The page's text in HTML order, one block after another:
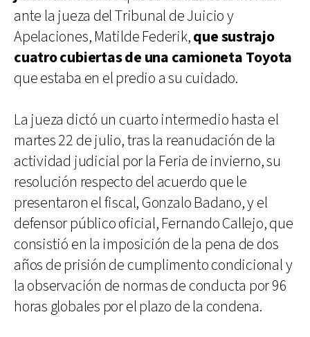
ante la jueza del Tribunal de Juicio y
Apelaciones, Matilde Federik,que sustrajo
cuatro cubiertas de una camioneta Toyota
que estaba en el predio a su cuidado.
La jueza dictó un cuarto intermedio hasta el
martes 22 de julio, tras la reanudación de la
actividad judicial por la Feria de invierno, su
resolución respecto del acuerdo que le
presentaron el fiscal, Gonzalo Badano, y el
defensor público oficial, Fernando Callejo, que
consistió en la imposición de la pena de dos
años de prisión de cumplimento condicional y
la observación de normas de conducta por 96
horas globales por el plazo de la condena.